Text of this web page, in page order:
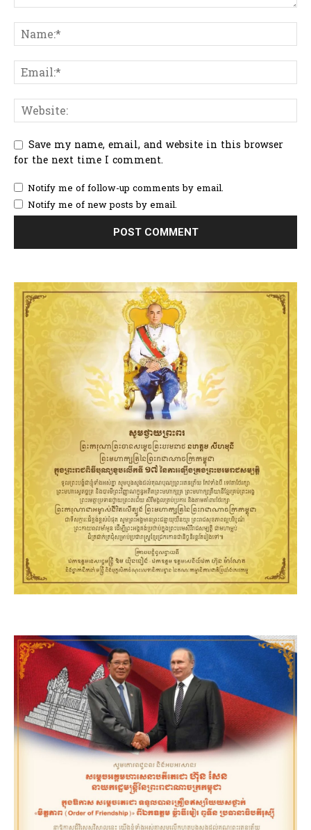
Save my name, email, and website in this browser
for the next time I comment.
Notify me of follow-up comments by email.
Notify me of new posts by email.